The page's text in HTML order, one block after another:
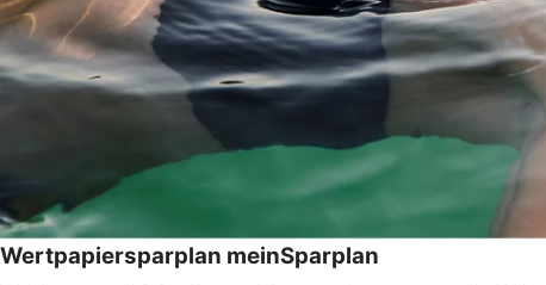
Wertpapiersparplan meinSparplan